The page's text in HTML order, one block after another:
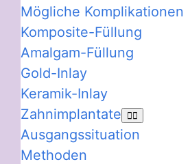
Mögliche Komplikationen
Komposite-Füllung
Amalgam-Füllung
Gold-Inlay
Keramik-Inlay
Zahnimplantate
Ausgangssituation
Methoden